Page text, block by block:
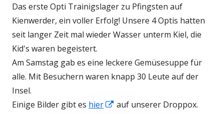
Das erste Opti Trainigslager zu Pfingsten auf
Kienwerder, ein voller Erfolg! Unsere 4 Optis hatten
seit langer Zeit mal wieder Wasser unterm Kiel, die
Kid's waren begeistert.
Am Samstag gab es eine leckere Gemüsesuppe für
alle. Mit Besuchern waren knapp 30 Leute auf der
Insel.
Einige Bilder gibt es hier
In
auf unserer Droppox.